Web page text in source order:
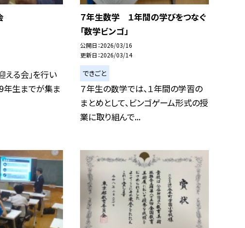
える会」を行い
年生までが集ま
７年生数学 １年間の学びをつなぐ
「数学ビンゴ」
公開日 2026/03/16
更新日 2026/03/14
できごと
７年生の数学では、１年間の学習の
まとめとして、ビンゴゲーム形式の授
業に取り組んで...